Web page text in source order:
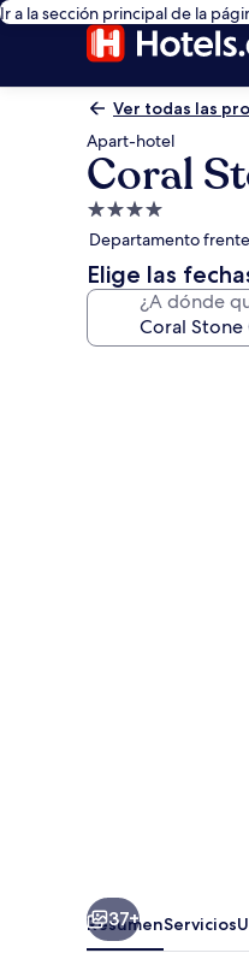
Ir a la sección principal de la
Ver todas las
Apart-hotel
Coral
Propiedad
de
4.0
estrellas
Departamento
Elige las
¿A dónde
37+
ResumenServicios